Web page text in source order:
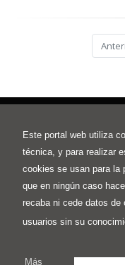
Este portal web utiliza
técnica, y para realizar
cookies se usan para la
que en ningún caso
recaba ni cede datos de
usuarios sin su
Más
Política de envíos